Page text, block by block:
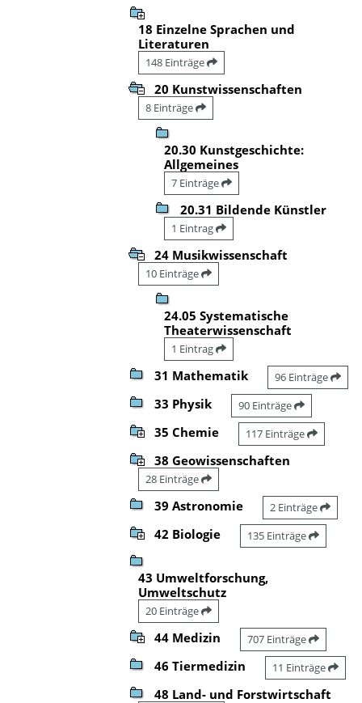
18 Einzelne Sprachen und
Literaturen
148 Einträge
20 Kunstwissenschaften
8 Einträge
20.30 Kunstgeschichte:
Allgemeines
7 Einträge
20.31 Bildende Künstler
1 Eintrag
24 Musikwissenschaft
10 Einträge
24.05 Systematische
Theaterwissenschaft
1 Eintrag
31 Mathematik 96 Einträge
33 Physik 90 Einträge
35 Chemie 117 Einträge
38 Geowissenschaften
28 Einträge
39 Astronomie 2 Einträge
42 Biologie 135 Einträge
43 Umweltforschung,
Umweltschutz
20 Einträge
44 Medizin 707 Einträge
46 Tiermedizin 11 Einträge
48 Land- und Forstwirtschaft